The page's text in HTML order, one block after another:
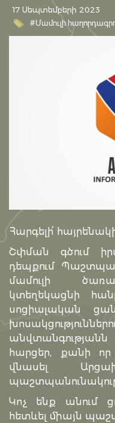
17 Սեպտեմբերի 2023
#Մամուլի
Հարգելի՛
Շփման գծում
դեպքում
մամուլի
կտեղեկացնի
սոցիալական
հարցեր, քանի
վնասել
Կոչ ենք անում
հետևել միայն